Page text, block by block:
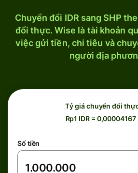
Chuyển đổi IDR sang SHP
đổi thực. Wise là tài khoản
việc gửi tiền, chi tiêu và
người địa
Tỷ giá chuyển đổi
Rp1 IDR = 0,00004167
Số tiền